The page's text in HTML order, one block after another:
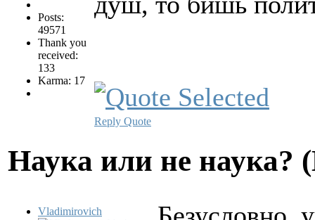
Posts:
49571
Thank you
received:
133
Karma: 17
Reply Quote
Hаука или не наука?
Vladimirovich